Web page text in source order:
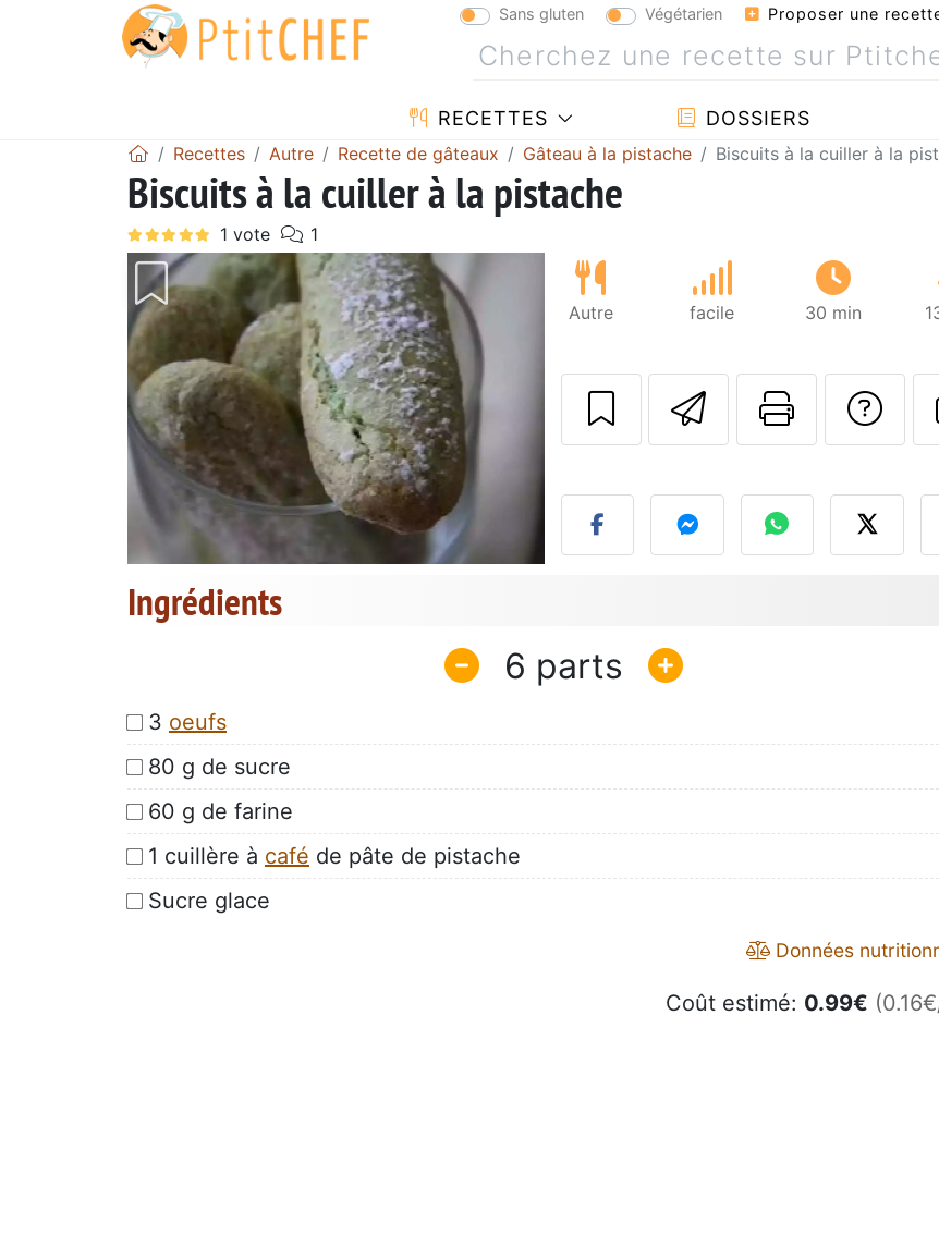
Sans gluten Végétarien Proposer une
RECETTES DOSSIERS
Recettes Autre Recette de gâteaux Gâteau à la pistache Biscuits à la cuiller à la
Biscuits à la cuiller à la pistache
Autre facile 30 min
Envoyer
Ingrédients
6
3 oeufs
80 g de sucre
60 g de farine
1 cuillère à café de pâte de pistache
Sucre glace
Données
Coût estimé: 0.99€